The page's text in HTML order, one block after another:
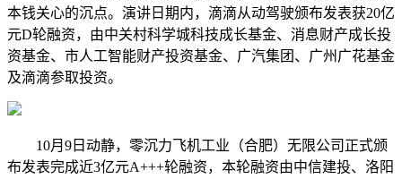
本钱关心的沉点。演讲日期内，滴滴从动驾驶颁布发表获20亿
元D轮融资，由中关村科学城科技成长基金、消息财产成长投
资基金、市人工智能财产投资基金、广汽集团、广州广花基金
及滴滴参取投资。
10月9日动静，零沉力飞机工业（合肥）无限公司正式颁
布发表完成近3亿元A+++轮融资，本轮融资由中信建投、洛阳